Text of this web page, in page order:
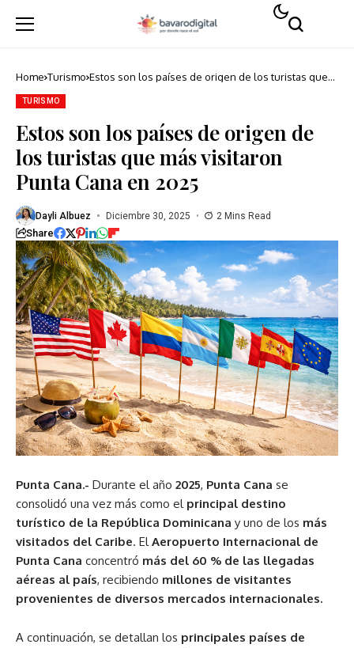
Home Turismo Estos son los países de origen de los turistas que
TURISMO
Estos son los países de origen de
los turistas que más visitaron
Punta Cana en 2025
Dayli Albuez Diciembre 30, 2025 2 Mins Read
Share
Punta Cana.- Durante el año 2025, Punta Cana se
consolidó una vez más como el principal destino
turístico de la República Dominicana y uno de los más
visitados del Caribe. ElAeropuerto Internacional de
Punta Cana concentró más del 60 % de las llegadas
aéreas al país, recibiendo millones de visitantes
provenientes de diversos mercados internacionales.
A continuación, se detallan los principales países de